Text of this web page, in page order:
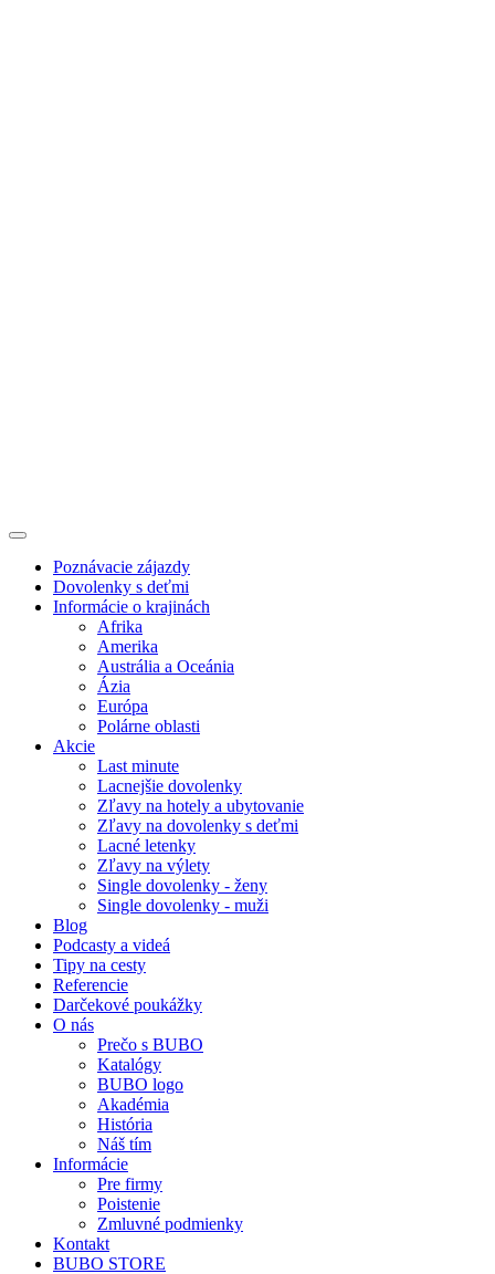
Poznávacie zájazdy
Dovolenky s deťmi
Informácie o krajinách
Afrika
Amerika
Austrália a Oceánia
Ázia
Európa
Polárne oblasti
Akcie
Last minute
Lacnejšie dovolenky
Zľavy na hotely a ubytovanie
Zľavy na dovolenky s deťmi
Lacné letenky
Zľavy na výlety
Single dovolenky - ženy
Single dovolenky - muži
Blog
Podcasty a videá
Tipy na cesty
Referencie
Darčekové poukážky
O nás
Prečo s BUBO
Katalógy
BUBO logo
Akadémia
História
Náš tím
Informácie
Pre firmy
Poistenie
Zmluvné podmienky
Kontakt
BUBO STORE